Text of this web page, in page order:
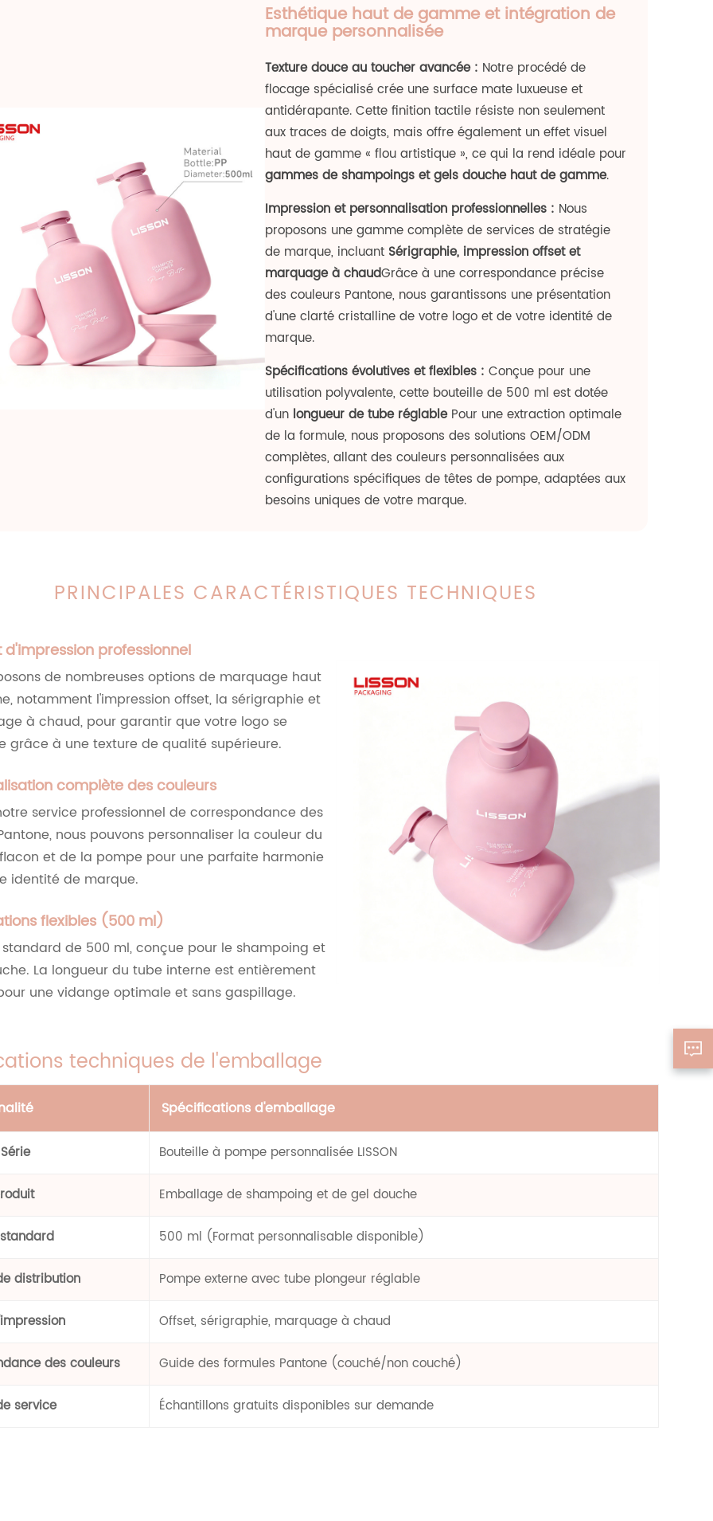
Esthétique haut de gamme et intégration de
marque personnalisée
Texture douce au toucher avancée : Notre procédé de
flocage spécialisé crée une surface mate luxueuse et
antidérapante. Cette finition tactile résiste non seulement
aux traces de doigts, mais offre également un effet visuel
haut de gamme « flou artistique », ce qui la rend idéale pour
gammes de shampoings et gels douche haut de gamme.
Impression et personnalisation professionnelles : Nous
proposons une gamme complète de services de stratégie
de marque, incluant Sérigraphie, impression offset et
marquage à chaudGrâce à une correspondance précise
des couleurs Pantone, nous garantissons une présentation
d'une clarté cristalline de votre logo et de votre identité de
marque.
Spécifications évolutives et flexibles : Conçue pour une
utilisation polyvalente, cette bouteille de 500 ml est dotée
d'un longueur de tube réglablePour une extraction optimale
de la formule, nous proposons des solutions OEM/ODM
complètes, allant des couleurs personnalisées aux
configurations spécifiques de têtes de pompe, adaptées aux
besoins uniques de votre marque.
PRINCIPALES CARACTÉRISTIQUES TECHNIQUES
d'impression professionnel
de nombreuses options de marquage haut
notamment l'impression offset, la sérigraphie et
à chaud, pour garantir que votre logo se
grâce à une texture de qualité supérieure.
complète des couleurs
service professionnel de correspondance des
nous pouvons personnaliser la couleur du
et de la pompe pour une parfaite harmonie
identité de marque.
flexibles (500 ml)
de 500 ml, conçue pour le shampoing et
La longueur du tube interne est entièrement
une vidange optimale et sans gaspillage.
techniques de l'emballage
Spécifications d'emballage
Bouteille à pompe personnalisée LISSON
Emballage de shampoing et de gel douche
500 ml (Format personnalisable disponible)
distribution Pompe externe avec tube plongeur réglable
Offset, sérigraphie, marquage à chaud
des couleurs Guide des formules Pantone (couché/non couché)
service Échantillons gratuits disponibles sur demande